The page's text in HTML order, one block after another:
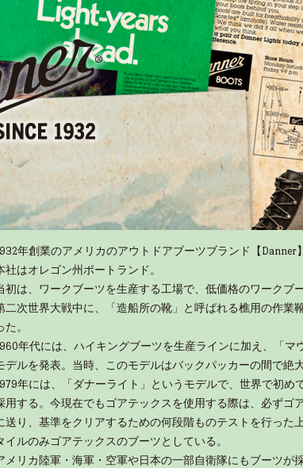
年創業のアメリカのアウトドアブーツブランド【Danner
社はオレゴン州ポートランド。
初は、ワークブーツを生産する工場で、低価格のワークブ
二次世界大戦中に、「造船所の靴」と呼ばれる樵用の作業
た。
年代には、ハイキングブーツを生産ラインに加え、「マ
デルを発表。当時、このモデルはバックパッカーの間で絶
年には、「ダナーライト」というモデルで、世界で初め
用する。今現在でもゴアテックスを使用する際は、必ずゴ
送り、基準をクリアするための何段階ものテストを行った
イルのみゴアテックスのブーツとしている。
メリカ陸軍・海軍・空軍や日本の一部自衛隊にもブーツが